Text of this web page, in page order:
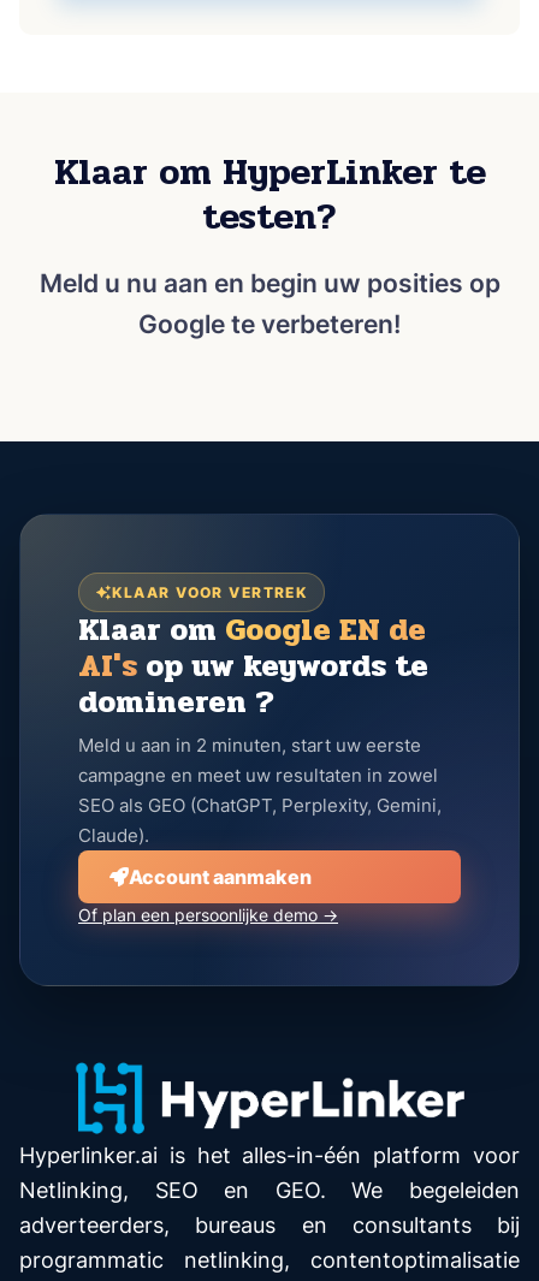
Klaar om HyperLinker te
testen?
Meld u nu aan en begin uw posities op
Google te verbeteren!
KLAAR VOOR VERTREK
Klaar om Google EN de
AI's op uw keywords te
domineren ?
Meld u aan in 2 minuten, start uw eerste
campagne en meet uw resultaten in zowel
SEO als GEO (ChatGPT, Perplexity, Gemini,
Claude).
Account aanmaken
Of plan een persoonlijke demo →
Hyperlinker.ai is het alles-in-één platform voor
Netlinking, SEO en GEO. We begeleiden
adverteerders, bureaus en consultants bij
programmatic netlinking, contentoptimalisatie